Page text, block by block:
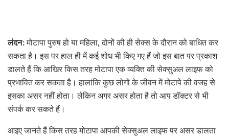
लंदन:मोटापा पुरुष हो या महिला, दोनों की ही सेक्स के दौरान को बाधित कर
सकता है। इस पर हाल ही में कई शोध भी किए गए हैं जो इस बात पर प्रकाश
डालते हैं कि आखिर किस तरह मोटापा एक व्यक्ति की सेक्सुअल लाइफ को
प्रभावित कर सकता है। हालांकि कुछ लोगों के जीवन में मोटापे की वजह से
इसका असर नहीं होता। लेकिन अगर असर होता है तो आप डॉक्टर से भी
संपर्क कर सकते हैं।
आइए जानते हैं किस तरह मोटापा आपकी सेक्सुअल लाइफ पर असर डालता